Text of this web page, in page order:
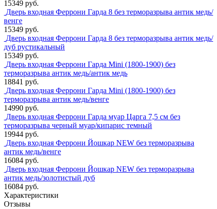
15349 руб.
Дверь входная Феррони Гарда 8 без терморазрыва антик медь/
венге
15349 руб.
Дверь входная Феррони Гарда 8 без терморазрыва антик медь/
дуб рустикальный
15349 руб.
Дверь входная Феррони Гарда Mini (1800-1900) без
терморазрыва антик медь/антик медь
18841 руб.
Дверь входная Феррони Гарда Mini (1800-1900) без
терморазрыва антик медь/венге
14990 руб.
Дверь входная Феррони Гарда муар Царга 7,5 см без
терморазрыва черный муар/кипарис темный
19944 руб.
Дверь входная Феррони Йошкар NEW без терморазрыва
антик медь/венге
16084 руб.
Дверь входная Феррони Йошкар NEW без терморазрыва
антик медь/золотистый дуб
16084 руб.
Характеристики
Отзывы